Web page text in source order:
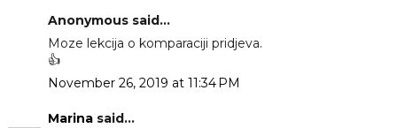
Anonymous said...
Moze lekcija o komparaciji pridjeva.
👍
November 26, 2019 at 11:34 PM
Marinasaid...